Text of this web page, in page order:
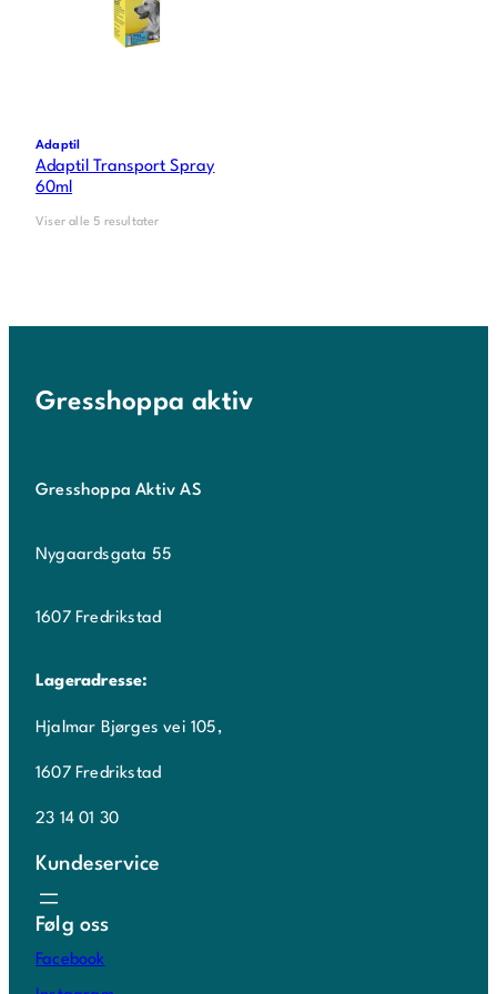
Adaptil
Adaptil Transport Spray
60ml
Viser alle 5 resultater
Gresshoppa aktiv
Gresshoppa Aktiv AS
Nygaardsgata 55
1607 Fredrikstad
Lageradresse:
Hjalmar Bjørges vei 105,
1607 Fredrikstad
23 14 01 30
Kundeservice
Følg oss
Facebook